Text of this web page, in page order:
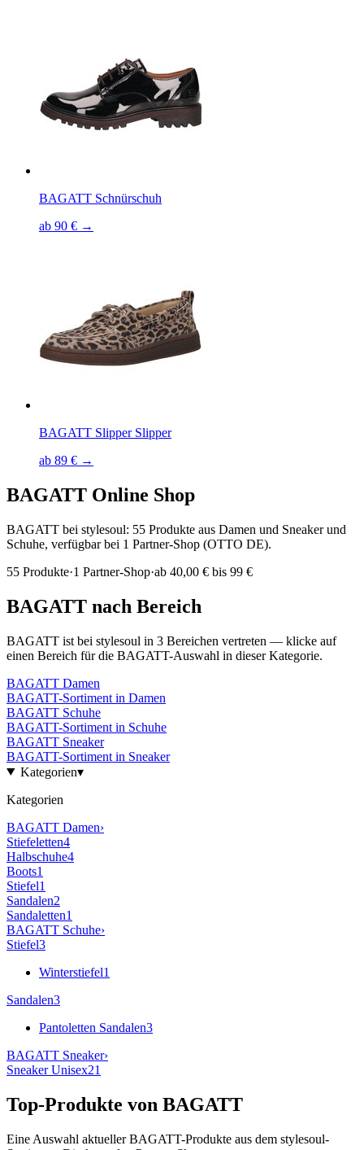
BAGATT Schnürschuh
ab 90 € →
BAGATT Slipper Slipper
ab 89 € →
BAGATT Online Shop
BAGATT bei stylesoul: 55 Produkte aus Damen und Sneaker und
Schuhe, verfügbar bei 1 Partner-Shop (OTTO DE).
55 Produkte·1 Partner-Shop·ab 40,00 € bis 99 €
BAGATT nach Bereich
BAGATT ist bei stylesoul in 3 Bereichen vertreten — klicke auf
einen Bereich für die BAGATT-Auswahl in dieser Kategorie.
BAGATT Damen
BAGATT-Sortiment in Damen
BAGATT Schuhe
BAGATT-Sortiment in Schuhe
BAGATT Sneaker
BAGATT-Sortiment in Sneaker
Kategorien▾
Kategorien
BAGATT Damen›
Stiefeletten4
Halbschuhe4
Boots1
Stiefel1
Sandalen2
Sandaletten1
BAGATT Schuhe›
Stiefel3
Winterstiefel1
Sandalen3
Pantoletten Sandalen3
BAGATT Sneaker›
Sneaker Unisex21
Top-Produkte von BAGATT
Eine Auswahl aktuellerBAGATT-Produkte aus dem stylesoul-